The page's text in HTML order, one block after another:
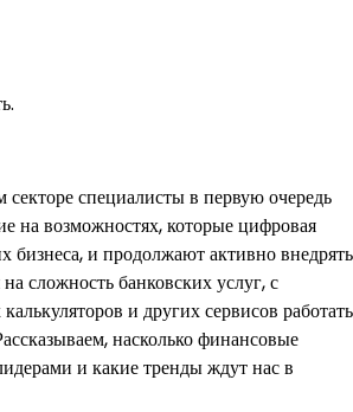
специалисты в первую очередь
на возможностях, которые цифровая
бизнеса, и продолжают активно внедрять
сложность банковских услуг, с
и других сервисов работать
насколько финансовые
и какие тренды ждут нас в